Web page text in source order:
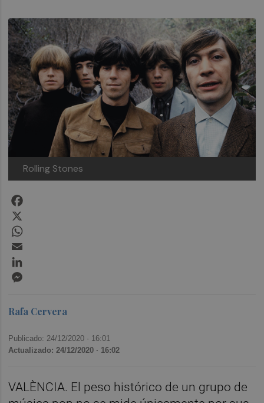
Rolling Stones
Rafa Cervera
Publicado: 24/12/2020 · 16:01
Actualizado: 24/12/2020 · 16:02
VALÈNCIA. El peso histórico de un grupo de